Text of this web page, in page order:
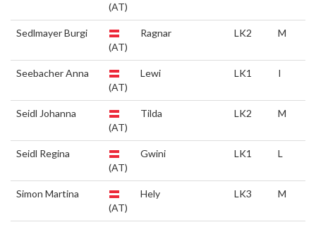
(AT)
Sedlmayer Burgi
(AT)
Ragnar LK2 M
Seebacher Anna
(AT)
Lewi LK1 I
Seidl Johanna
(AT)
Tilda LK2 M
Seidl Regina
(AT)
Gwini LK1 L
Simon Martina
(AT)
Hely LK3 M